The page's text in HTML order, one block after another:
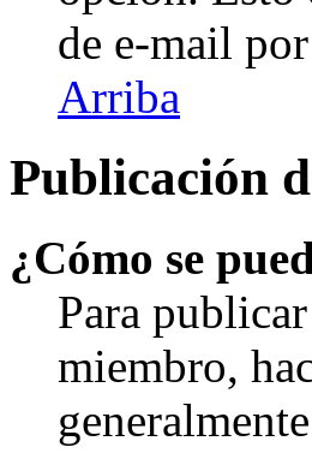
de e-mail
Arriba
Publicación
¿Cómo se
Para
miembro,